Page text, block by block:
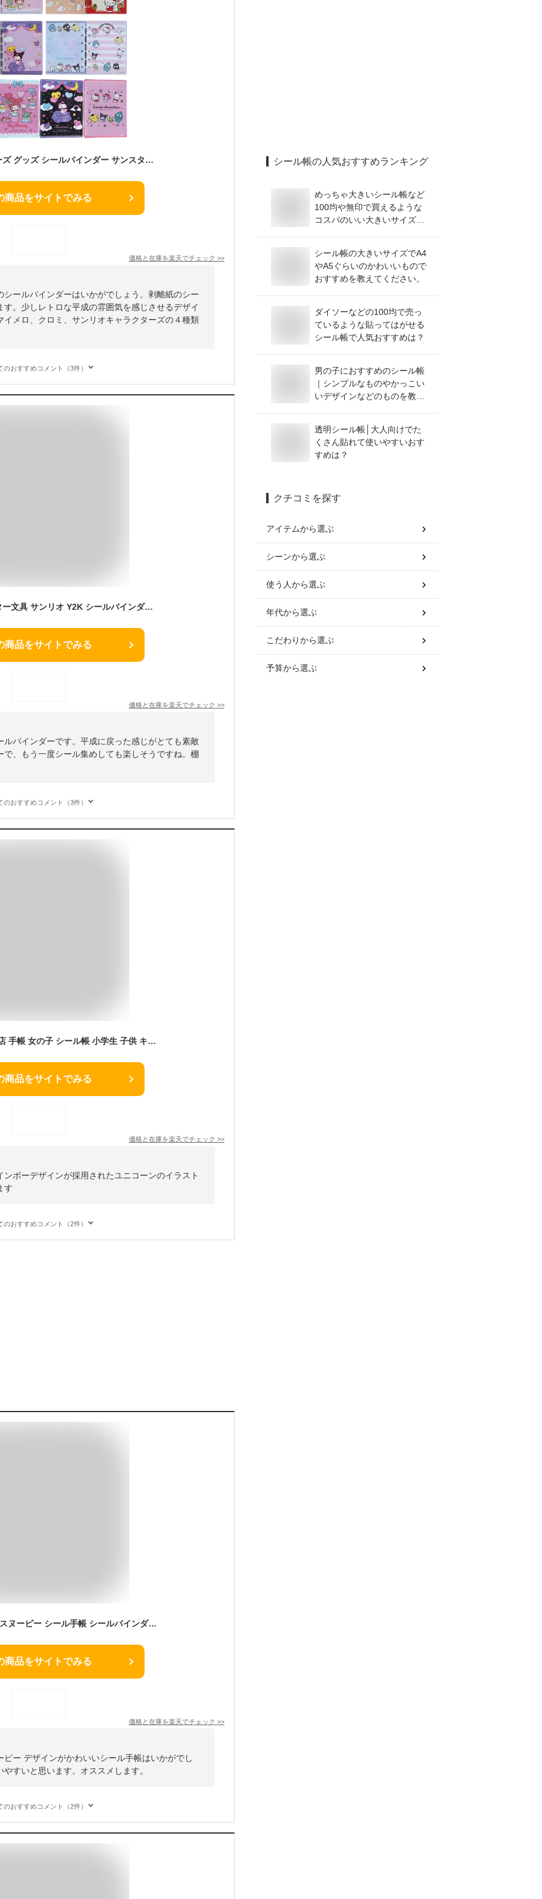
サンリオキャラクターズ グッズ シールバインダー サンスター文具 キティ マイメロ クロミ シール帳 シールバインダー 貼って剥がせるシールシート10枚 メモページ20枚
商品をサイトでみる
価格と在庫を楽天でチェック >>
ールバインダーはいかがでしょう。剥離紙のシー
。少しレトロな平成の雰囲気を感じさせるデザイ
メロ、クロミ、サンリオキャラクターズの４種類
のおすすめコメント（3件）
【新柄登場】サンスター文具 サンリオ Y2K シールバインダー シール手帳 メール便対応 シール帳 シール 手帳 かわいい ハローキティ マイメロディ クロミ ウサハナ シナモン ハンギョドン サンリオキャラクターズ シナモロール
商品をサイトでみる
価格と在庫を楽天でチェック >>
バインダーです。平成に戻った感じがとても素敵
、もう一度シール集めしても楽しそうですね。棚
のおすすめコメント（3件）
S.fields.inc正規直営店 手帳 女の子 シール帳 小学生 子供 キラキラ イラスト 日記帳 ダイアリー ノート メモ帳 ユニコーン
商品をサイトでみる
価格と在庫を楽天でチェック >>
ボーデザインが採用されたユニコーンのイラスト
す
のおすすめコメント（2件）
サンスター文具 NCL スヌーピー シール手帳 シールバインダー シール帳 台紙 シールブック はがせる ジョー・クール S2173999 フレンズ S2174006 大人 コラージュ
商品をサイトでみる
価格と在庫を楽天でチェック >>
ー デザインがかわいいシール手帳はいかがでし
すいと思います。オススメします。
のおすすめコメント（2件）
シール帳の人気おすすめランキング
めっちゃ大きいシール帳など
100均や無印で買えるような
コスパのいい大きいサイズで
シール帳の大きいサイズでA4
やA5ぐらいのかわいいもので
おすすめを教えてください。
ダイソーなどの100均で売っ
ているような貼ってはがせる
シール帳で人気おすすめは？
男の子におすすめのシール帳
｜シンプルなものやかっこい
いデザインなどのものを教え
透明シール帳│大人向けでた
くさん貼れて使いやすいおす
すめは？
クチコミを探す
アイテムから選ぶ
シーンから選ぶ
使う人から選ぶ
年代から選ぶ
こだわりから選ぶ
予算から選ぶ